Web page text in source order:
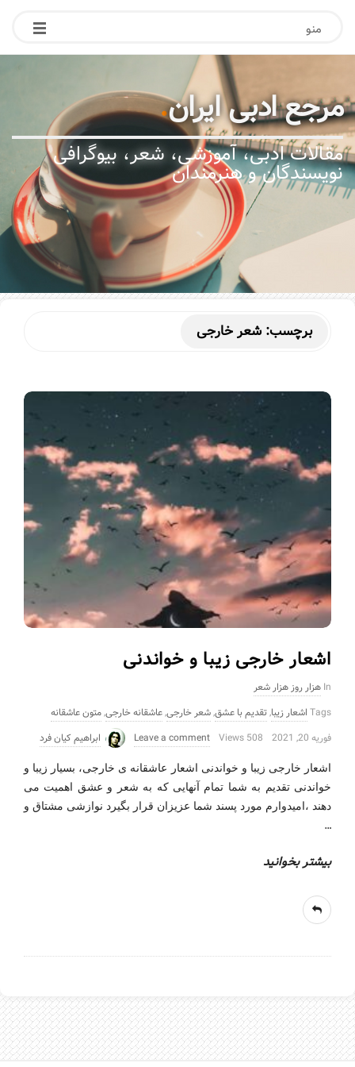
منو
مرجع ادبی ایران.
مقالات ادبی، آموزشی، شعر، بیوگرافی
نویسندگان و هنرمندان
برچسب: شعر خارجی
اشعار خارجی زیبا و خواندنی
In هزار روز هزار شعر
Tags اشعار زیبا,تقدیم با عشق,شعر خارجی,عاشقانه خارجی,متون عاشقانه
فوریه 20, 2021
508 Views
Leave a comment ابراهیم کیان فرد
اشعار خارجی زیبا و خواندنی اشعار عاشقانه ی خارجی، بسیار زیبا و
خواندنی تقدیم به شما تمام آنهایی که به شعر و عشق اهمیت می
دهند ،امیدوارم مورد پسند شما عزیزان قرار بگیرد نوازشی مشتاق و
…
بیشتر بخوانید